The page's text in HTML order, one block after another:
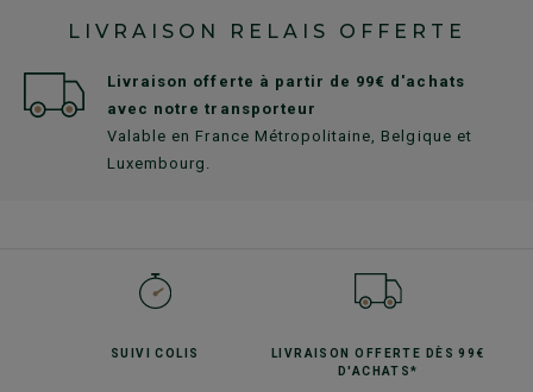
LIVRAISON RELAIS OFFERTE
Livraison offerte à partir de 99€ d'achats
avec notre transporteur
Valable en France Métropolitaine, Belgique et
Luxembourg.
SUIVICOLIS LIVRAISON OFFERTE
DÈS 99€
D'ACHATS*